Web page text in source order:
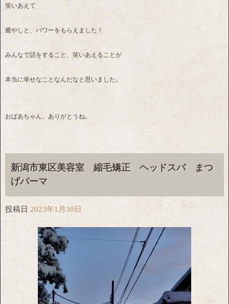
笑いあえて
癒やしと、パワーをもらえました！
みんなで話をすること、笑いあえることが
本当に幸せなことなんだなと思いました。
おばあちゃん、ありがとうね。
新潟市東区美容室 縮毛矯正 ヘッドスパ まつ
げパーマ
投稿日 2023年1月30日